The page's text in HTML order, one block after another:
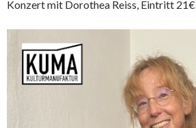
Konzert mit Dorothea Reiss, Eintritt 21€